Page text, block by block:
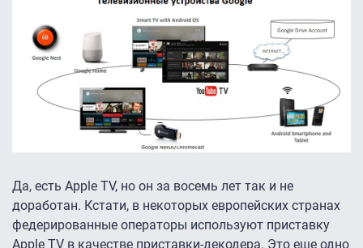
Да, есть Apple TV, но он за восемь лет так и не
доработан. Кстати, в некоторых европейских странах
федерированные операторы используют приставку
Apple TV в качестве приставки-декодера. Это еще одно